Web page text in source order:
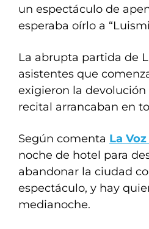
un espectáculo de
esperaba oírlo a
La abrupta partida de
asistentes que
exigieron la devolución
recital arrancaban en
Según comenta La
noche de hotel para
abandonar la ciudad
espectáculo, y hay
medianoche.